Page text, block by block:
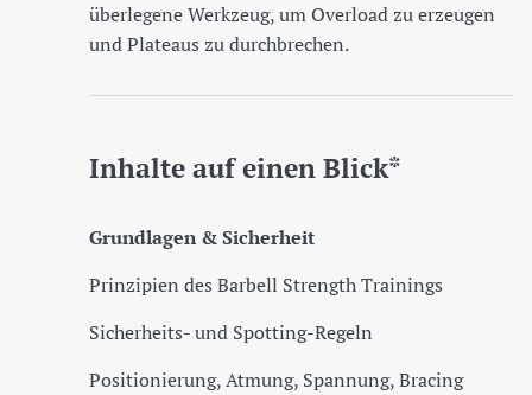
überlegene Werkzeug, um Overload zu erzeugen
und Plateaus zu durchbrechen.
Inhalte auf einen Blick*
Grundlagen & Sicherheit
Prinzipien des Barbell Strength Trainings
Sicherheits- und Spotting-Regeln
Positionierung, Atmung, Spannung, Bracing